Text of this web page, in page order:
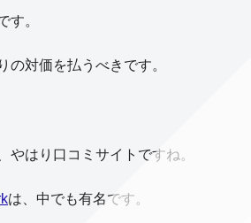
す。
の対価を払うべきです。
やはり口コミサイトですね。
は、中でも有名です。